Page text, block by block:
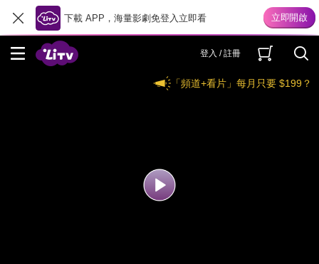
下載 APP，海量影劇免登入立即看
登入 / 註冊
「頻道+看片」每月只要 $199？